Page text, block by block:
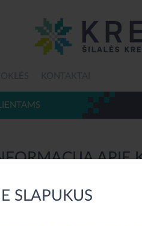
SLAPUKUS
APIE
LR Mokėjimo įstatymo 62